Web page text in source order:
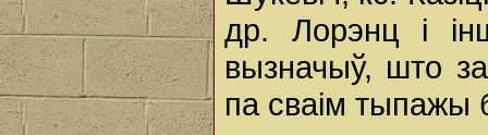
др. Лорэнц і
вызначыў, што
па сваім тыпажы